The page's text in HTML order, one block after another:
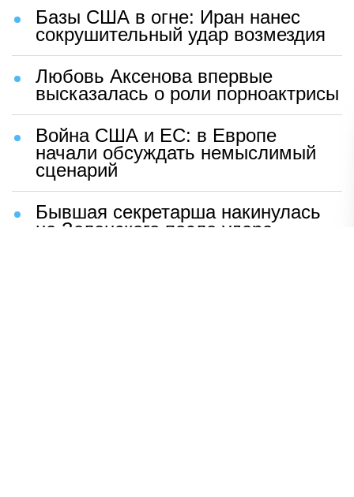
Базы США в огне: Иран нанес
сокрушительный удар возмездия
Любовь Аксенова впервые
высказалась о роли порноактрисы
Война США и ЕС: в Европе
начали обсуждать немыслимый
сценарий
Бывшая секретарша накинулась
на Зеленского после удара